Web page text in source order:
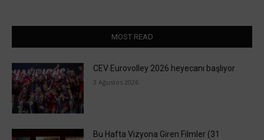
MOST READ
CEV Eurovolley 2026 heyecanı başlıyor
3 Ağustos 2026
Bu Hafta Vizyona Giren Filmler (31